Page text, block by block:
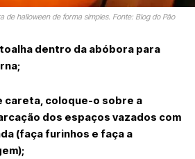
de halloween de forma simples. Fonte: Blog do Pão
dentro da abóbora para
careta, coloque-o sobre a
dos espaços vazados com
(faça furinhos e faça a